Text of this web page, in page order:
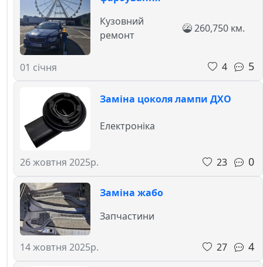
01 січня
Кузовний
ремонт
260,750 км.
4 5
Заміна цоколя лампи ДХО
26 жовтня 2025р.
Електроніка
23 0
Заміна жабо
14 жовтня 2025р.
Запчастини
27 4